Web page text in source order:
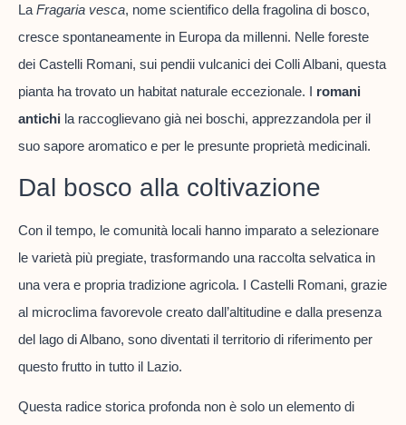
La Fragaria vesca, nome scientifico della fragolina di bosco,
cresce spontaneamente in Europa da millenni. Nelle foreste
dei Castelli Romani, sui pendii vulcanici dei Colli Albani, questa
pianta ha trovato un habitat naturale eccezionale. I romani
antichi la raccoglievano già nei boschi, apprezzandola per il
suo sapore aromatico e per le presunte proprietà medicinali.
Dal bosco alla coltivazione
Con il tempo, le comunità locali hanno imparato a selezionare
le varietà più pregiate, trasformando una raccolta selvatica in
una vera e propria tradizione agricola. I Castelli Romani, grazie
al microclima favorevole creato dall’altitudine e dalla presenza
del lago di Albano, sono diventati il territorio di riferimento per
questo frutto in tutto il Lazio.
Questa radice storica profonda non è solo un elemento di